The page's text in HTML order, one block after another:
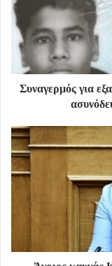
Συναγερμός για